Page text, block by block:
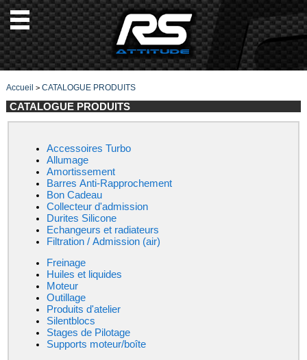
Accueil > CATALOGUE PRODUITS
CATALOGUE PRODUITS
Accessoires Turbo
Allumage
Amortissement
Barres Anti-Rapprochement
Bon Cadeau
Collecteur d'admission
Durites Silicone
Echangeurs et radiateurs
Filtration / Admission (air)
Freinage
Huiles et liquides
Moteur
Outillage
Produits d'atelier
Silentblocs
Stages de Pilotage
Supports moteur/boîte